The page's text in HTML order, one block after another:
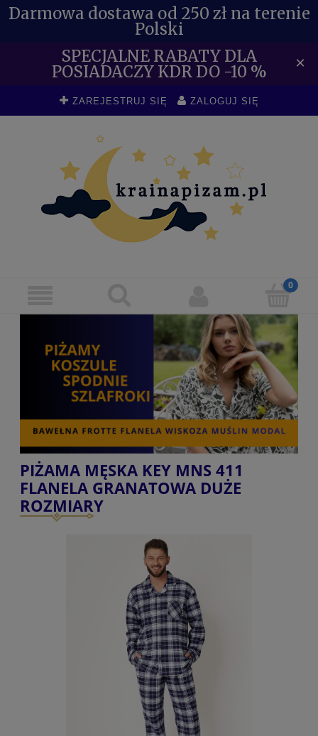
Darmowa dostawa od 250 zł na terenie
Polski
SPECJALNE RABATY DLA
POSIADACZY KDR DO -10 % ×
ZAREJESTRUJ SIĘ ZALOGUJ SIĘ
PIŻAMA MĘSKA KEY MNS 411
FLANELA GRANATOWA DUŻE
ROZMIARY